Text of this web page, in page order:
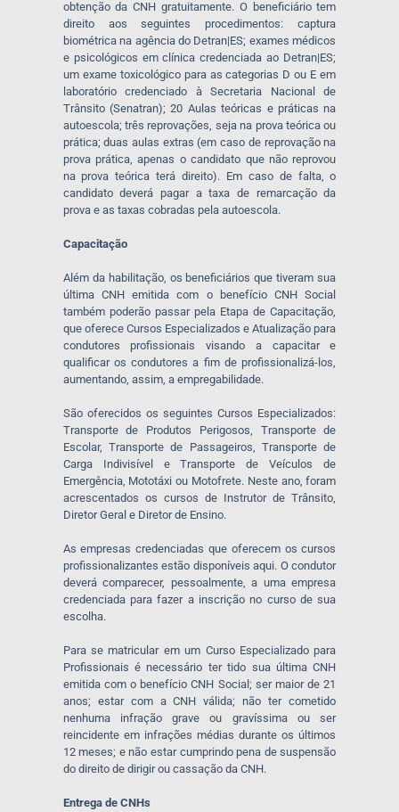
obtenção da CNH gratuitamente. O beneficiário tem
direito aos seguintes procedimentos: captura
biométrica na agência do Detran|ES; exames médicos
e psicológicos em clínica credenciada ao Detran|ES;
um exame toxicológico para as categorias D ou E em
laboratório credenciado à Secretaria Nacional de
Trânsito (Senatran); 20 Aulas teóricas e práticas na
autoescola; três reprovações, seja na prova teórica ou
prática; duas aulas extras (em caso de reprovação na
prova prática, apenas o candidato que não reprovou
na prova teórica terá direito). Em caso de falta, o
candidato deverá pagar a taxa de remarcação da
prova e as taxas cobradas pela autoescola.
Capacitação
Além da habilitação, os beneficiários que tiveram sua
última CNH emitida com o benefício CNH Social
também poderão passar pela Etapa de Capacitação,
que oferece Cursos Especializados e Atualização para
condutores profissionais visando a capacitar e
qualificar os condutores a fim de profissionalizá-los,
aumentando, assim, a empregabilidade.
São oferecidos os seguintes Cursos Especializados:
Transporte de Produtos Perigosos, Transporte de
Escolar, Transporte de Passageiros, Transporte de
Carga Indivisível e Transporte de Veículos de
Emergência, Mototáxi ou Motofrete. Neste ano, foram
acrescentados os cursos de Instrutor de Trânsito,
Diretor Geral e Diretor de Ensino.
As empresas credenciadas que oferecem os cursos
profissionalizantes estão disponíveis aqui. O condutor
deverá comparecer, pessoalmente, a uma empresa
credenciada para fazer a inscrição no curso de sua
escolha.
Para se matricular em um Curso Especializado para
Profissionais é necessário ter tido sua última CNH
emitida com o benefício CNH Social; ser maior de 21
anos; estar com a CNH válida; não ter cometido
nenhuma infração grave ou gravíssima ou ser
reincidente em infrações médias durante os últimos
12 meses; e não estar cumprindo pena de suspensão
do direito de dirigir ou cassação da CNH.
Entrega de CNHs